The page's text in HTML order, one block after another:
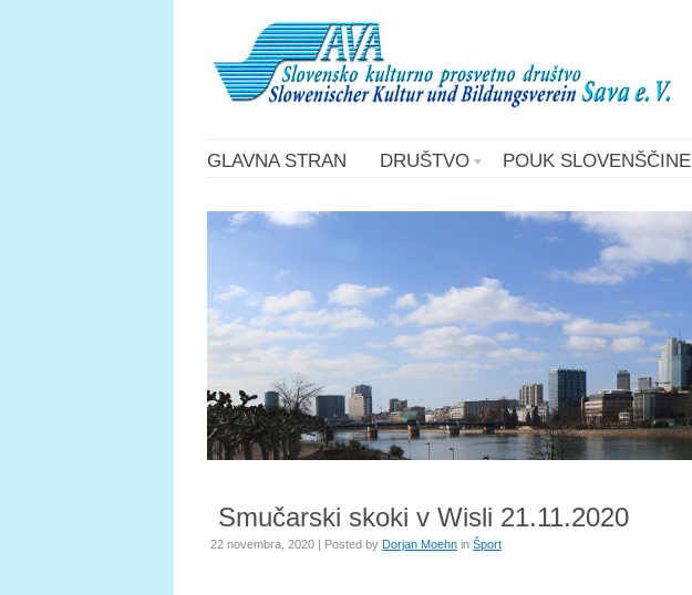
GLAVNA STRAN DRUŠTVO POUK SLOVENŠČINE
Smučarski skoki v Wisli 21.11.2020
22 novembra, 2020 | Posted by Dorjan Moehn in Šport